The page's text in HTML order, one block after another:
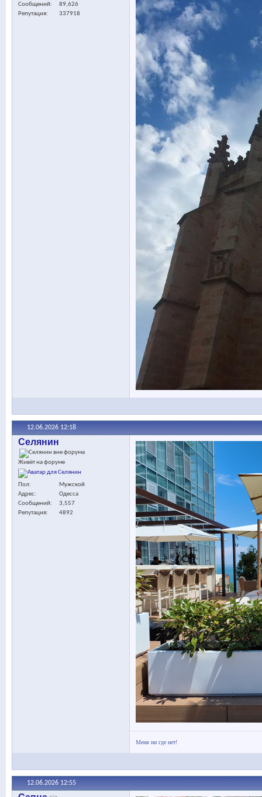
Сообщений
89,626
Репутация
337918
12.06.2026 12:18
Селянин
Живёт на форуме
Пол
Мужской
Адрес
Одесса
Сообщений
3,557
Репутация
4892
Меня ни где нет!
12.06.2026 12:55